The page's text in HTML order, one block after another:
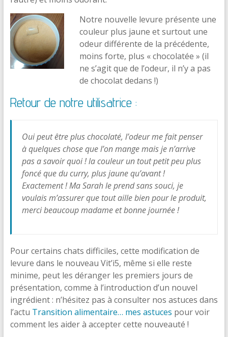
Notre nouvelle levure présente une
couleur plus jaune et surtout une
odeur différente de la précédente,
moins forte, plus « chocolatée » (il
ne s’agit que de l’odeur, il n’y a pas
de chocolat dedans !)
Retour de notre utilisatrice :
Oui peut être plus chocolaté, l’odeur me fait penser
à quelques chose que l’on mange mais je n’arrive
pas a savoir quoi ! la couleur un tout petit peu plus
foncé que du curry, plus jaune qu’avant !
Exactement ! Ma Sarah le prend sans souci, je
voulais m’assurer que tout aille bien pour le produit,
merci beaucoup madame et bonne journée !
Pour certains chats difficiles, cette modification de
levure dans le nouveau Vit’i5, même si elle reste
minime, peut les déranger les premiers jours de
présentation, comme à l’introduction d’un nouvel
ingrédient : n’hésitez pas à consulter nos astuces dans
l’actu Transition alimentaire… mes astuces pour voir
comment les aider à accepter cette nouveauté !